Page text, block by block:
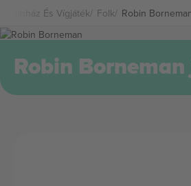
Színház És Vígjáték Folk Robin
Robin